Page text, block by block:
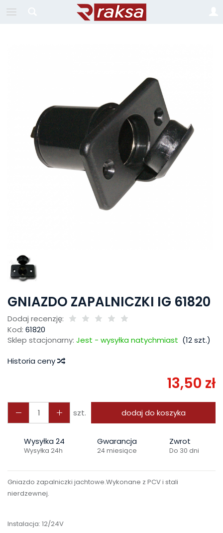
GNIAZDO ZAPALNICZKI IG 61820
Dodaj recenzję:
Kod: 61820
Sklep stacjonarny: Jest - wysyłka natychmiast (12szt.)
Historia ceny
13,50 zł
szt. dodaj do koszyka
Wysyłka 24
Wysyłka 24h
Gwarancja
24 miesiące
Zwrot
Do 30 dni
Gniazdo zapalniczki jachtowe.Wykonane z PCV i stali
nierdzewnej.
Instalacja: 12/24V